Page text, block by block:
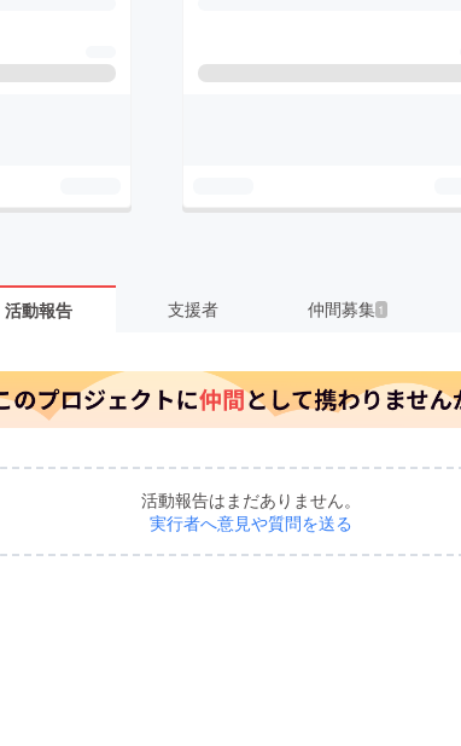
活動報告 支援者 仲間募集 1
活動報告はまだありません。
実行者へ意見や質問を送る